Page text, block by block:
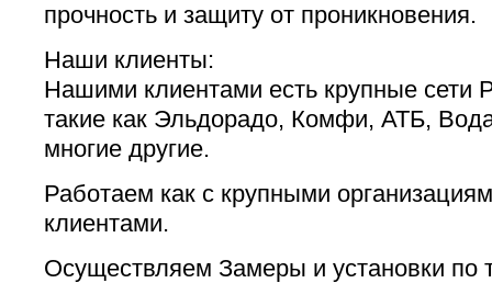
прочность и защиту от проникновения.
Наши клиенты:
Нашими клиентами есть крупные сети
такие как Эльдорадо, Комфи, АТБ,
многие другие.
Работаем как с крупными
клиентами.
Осуществляем Замеры и установки по